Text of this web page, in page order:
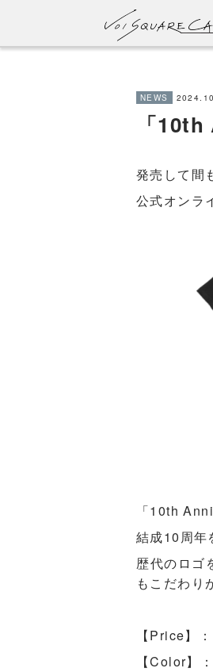
NEWS
「
発売して間
公式オンラ
「10th
結成10周年
歴代のロゴ
もこだわり
【Price】
【Color】